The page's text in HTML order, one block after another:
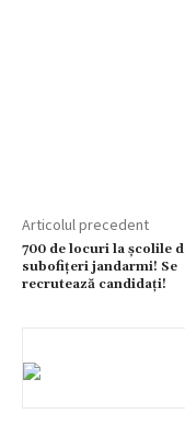
Articolul precedent
700 de locuri la școlile
subofițeri jandarmi! Se
recrutează candidați!